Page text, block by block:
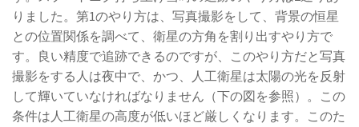
りました。第1のやり方は、写真撮影をして、背景の恒星
との位置関係を調べて、衛星の方角を割り出すやり方で
す。良い精度で追跡できるのですが、このやり方だと写真
撮影をする人は夜中で、かつ、人工衛星は太陽の光を反射
して輝いていなければなりません（下の図を参照）。この
条件は人工衛星の高度が低いほど厳しくなります。このた